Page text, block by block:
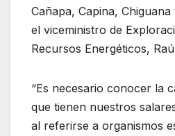
Cañapa, Capina,
el viceministro de
Recursos Energéticos,
“Es necesario conocer la
que tienen nuestros
al referirse a organismos